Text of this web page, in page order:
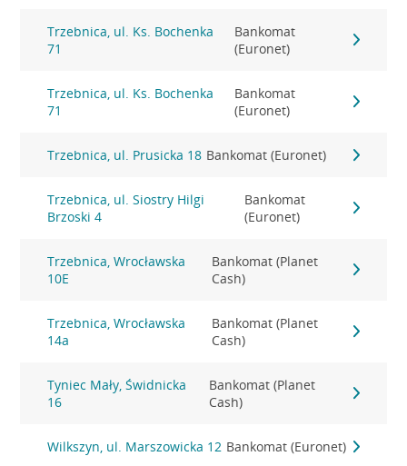
Trzebnica, ul. Ks. Bochenka
71
Bankomat
(Euronet)
Trzebnica, ul. Ks. Bochenka
71
Bankomat
(Euronet)
Trzebnica, ul. Prusicka 18 Bankomat (Euronet)
Trzebnica, ul. Siostry Hilgi
Brzoski 4
Bankomat
(Euronet)
Trzebnica, Wrocławska
10E
Bankomat (Planet
Cash)
Trzebnica, Wrocławska
14a
Bankomat (Planet
Cash)
Tyniec Mały, Świdnicka
16
Bankomat (Planet
Cash)
Wilkszyn, ul. Marszowicka 12 Bankomat (Euronet)